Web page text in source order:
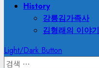
History
강릉김가족사
김형래의 이야기
Light/Dark Button
검